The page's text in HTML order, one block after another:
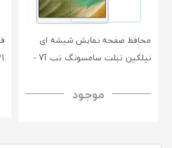
محافظ صفحه نمایش شیشه ای
نیلکین تبلت سامسونگ تب آ7 -
H+ Anti-explosion Tempered
موجود